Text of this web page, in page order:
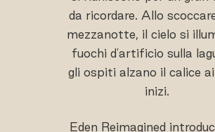
da ricordare. Allo
mezzanotte, il cielo si
fuochi d'artificio sulla
gli ospiti alzano il calice
inizi.
Eden Reimagined